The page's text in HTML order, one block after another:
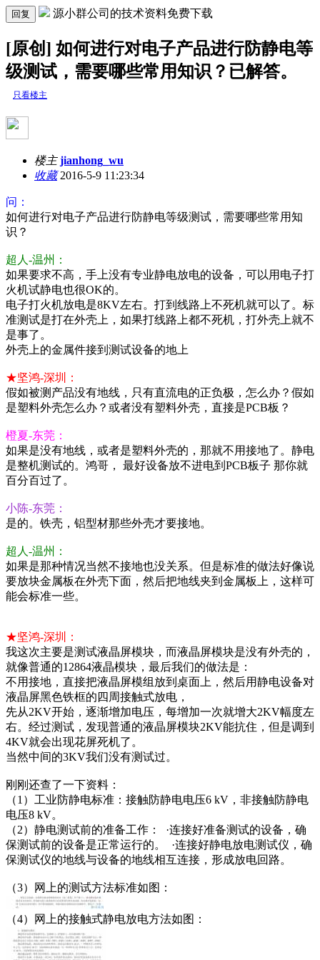
回复 源小群公司的技术资料免费下载
[原创] 如何进行对电子产品进行防静电等
级测试，需要哪些常用知识？已解答。
只看楼主
楼主 jianhong_wu
收藏2016-5-9 11:23:34
问：
如何进行对电子产品进行防静电等级测试，需要哪些常用知
识？
超人-温州：
如果要求不高，手上没有专业静电放电的设备，可以用电子打
火机试静电也很OK的。
电子打火机放电是8KV左右。打到线路上不死机就可以了。标
准测试是打在外壳上，如果打线路上都不死机，打外壳上就不
是事了。
外壳上的金属件接到测试设备的地上
★坚鸿-深圳：
假如被测产品没有地线，只有直流电的正负极，怎么办？假如
是塑料外壳怎么办？或者没有塑料外壳，直接是PCB板？
橙夏-东莞：
如果是没有地线，或者是塑料外壳的，那就不用接地了。静电
是整机测试的。鸿哥， 最好设备放不进电到PCB板子 那你就
百分百过了。
小陈-东莞：
是的。铁壳，铝型材那些外壳才要接地。
超人-温州：
如果是那种情况当然不接地也没关系。但是标准的做法好像说
要放块金属板在外壳下面，然后把地线夹到金属板上，这样可
能会标准一些。
★坚鸿-深圳：
我这次主要是测试液晶屏模块，而液晶屏模块是没有外壳的，
就像普通的12864液晶模块，最后我们的做法是：
不用接地，直接把液晶屏模组放到桌面上，然后用静电设备对
液晶屏黑色铁框的四周接触式放电，
先从2KV开始，逐渐增加电压，每增加一次就增大2KV幅度左
右。经过测试，发现普通的液晶屏模块2KV能抗住，但是调到
4KV就会出现花屏死机了。
当然中间的3KV我们没有测试过。
刚刚还查了一下资料：
（1）工业防静电标准：接触防静电电压6 kV，非接触防静电
电压8 kV。
（2）静电测试前的准备工作： ·连接好准备测试的设备，确
保测试前的设备是正常运行的。 ·连接好静电放电测试仪，确
保测试仪的地线与设备的地线相互连接，形成放电回路。
（3）网上的测试方法标准如图：
（4）网上的接触式静电放电方法如图：